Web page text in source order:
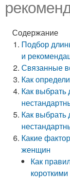
Содержание
Подбор
и
Связанные
Как
Как
Как
Какие
женщин
Как